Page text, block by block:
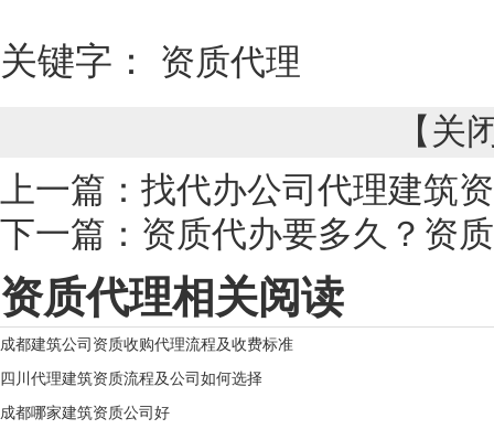
关键字： 资质代理
【 关
上一篇： 找代办公司代理建筑
下一篇： 资质代办要多久？资
资质代理相关阅读
成都建筑公司资质收购代理流程及收费标准
四川代理建筑资质流程及公司如何选择
成都哪家建筑资质公司好